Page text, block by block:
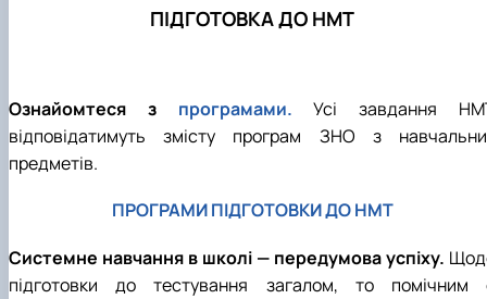
ПІДГОТОВКА ДО НМТ
Ознайомтеся з програмами.Усі завдання
відповідатимуть змісту програм ЗНО з
предметів.
ПРОГРАМИ ПІДГОТОВКИ ДО НМТ
Системне навчання в школі — передумова успіху.
підготовки до тестування загалом, то помічним